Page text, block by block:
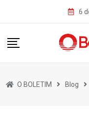
6
O BOLETIM Blog